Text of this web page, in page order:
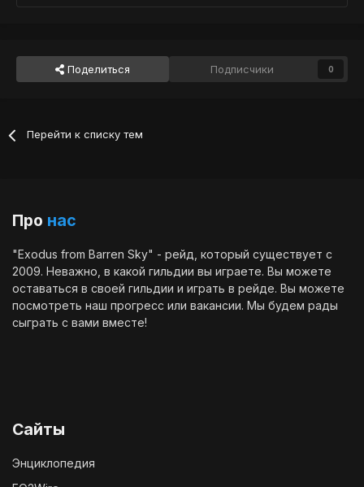
Поделиться Подписчики 0
Перейти к списку тем
Про нас
"Exodus from Barren Sky" - рейд, который существует с
2009. Неважно, в какой гильдии вы играете. Вы можете
оставаться в своей гильдии и играть в рейде. Вы можете
посмотреть наш прогресс или вакансии. Мы будем рады
сыграть с вами вместе!
Сайты
Энциклопедия